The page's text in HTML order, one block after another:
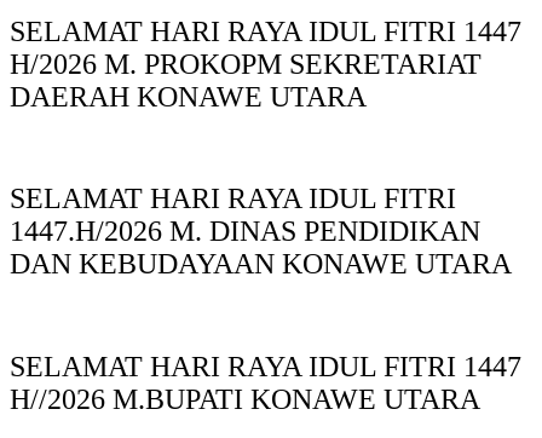
SELAMAT HARI RAYA IDUL FITRI 1447
H/2026 M. PROKOPM SEKRETARIAT
DAERAH KONAWE UTARA
SELAMAT HARI RAYA IDUL FITRI
1447.H/2026 M. DINAS PENDIDIKAN
DAN KEBUDAYAAN KONAWE UTARA
SELAMAT HARI RAYA IDUL FITRI 1447
H//2026 M.BUPATI KONAWE UTARA